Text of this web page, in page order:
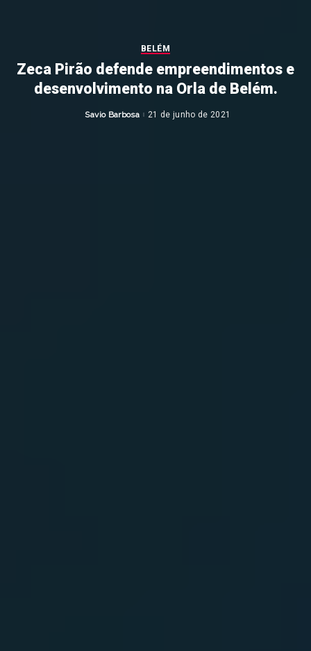
BELÉM
Zeca Pirão defende empreendimentos e
desenvolvimento na Orla de Belém.
Posted
Savio Barbosa 21 de junho de 2021